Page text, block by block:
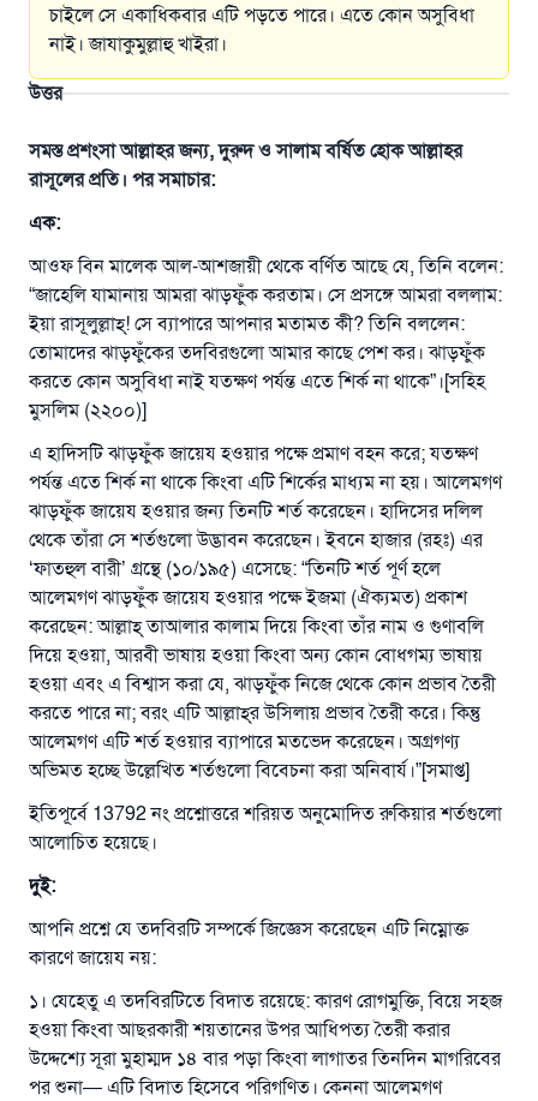
চাইলে সে একাধিকবার এটি পড়তে পারে। এতে কোন অসুবিধা
নাই। জাযাকুমুল্লাহু খাইরা।
উত্তর
সমস্ত প্রশংসা আল্লাহর জন্য, দুরুদ ও সালাম বর্ষিত হোক আল্লাহর
রাসূলের প্রতি। পর সমাচার:
এক:
আওফ বিন মালেক আল-আশজায়ী থেকে বর্ণিত আছে যে, তিনি বলেন:
“জাহেলি যামানায় আমরা ঝাড়ফুঁক করতাম। সে প্রসঙ্গে আমরা বললাম:
ইয়া রাসূলুল্লাহ্‌! সে ব্যাপারে আপনার মতামত কী? তিনি বললেন:
তোমাদের ঝাড়ফুঁকের তদবিরগুলো আমার কাছে পেশ কর। ঝাড়ফুঁক
করতে কোন অসুবিধা নাই যতক্ষণ পর্যন্ত এতে শির্ক না থাকে”।[সহিহ
মুসলিম (২২০০)]
এ হাদিসটি ঝাড়ফুঁক জায়েয হওয়ার পক্ষে প্রমাণ বহন করে; যতক্ষণ
পর্যন্ত এতে শির্ক না থাকে কিংবা এটি শির্কের মাধ্যম না হয়। আলেমগণ
ঝাড়ফুঁক জায়েয হওয়ার জন্য তিনটি শর্ত করেছেন। হাদিসের দলিল
থেকে তাঁরা সে শর্তগুলো উদ্ভাবন করেছেন। ইবনে হাজার (রহঃ) এর
‘ফাতহুল বারী’ গ্রন্থে (১০/১৯৫) এসেছে: “তিনটি শর্ত পূর্ণ হলে
আলেমগণ ঝাড়ফুঁক জায়েয হওয়ার পক্ষে ইজমা (ঐক্যমত) প্রকাশ
করেছেন: আল্লাহ্‌ তাআলার কালাম দিয়ে কিংবা তাঁর নাম ও গুণাবলি
দিয়ে হওয়া, আরবী ভাষায় হওয়া কিংবা অন্য কোন বোধগম্য ভাষায়
হওয়া এবং এ বিশ্বাস করা যে, ঝাড়ফুঁক নিজে থেকে কোন প্রভাব তৈরী
করতে পারে না; বরং এটি আল্লাহ্‌র উসিলায় প্রভাব তৈরী করে। কিন্তু
আলেমগণ এটি শর্ত হওয়ার ব্যাপারে মতভেদ করেছেন। অগ্রগণ্য
অভিমত হচ্ছে উল্লেখিত শর্তগুলো বিবেচনা করা অনিবার্য।”[সমাপ্ত]
ইতিপূর্বে 13792 নং প্রশ্নোত্তরে শরিয়ত অনুমোদিত রুকিয়ার শর্তগুলো
আলোচিত হয়েছে।
দুই:
আপনি প্রশ্নে যে তদবিরটি সম্পর্কে জিজ্ঞেস করেছেন এটি নিম্নোক্ত
কারণে জায়েয নয়:
১। যেহেতু এ তদবিরটিতে বিদাত রয়েছে: কারণ রোগমুক্তি, বিয়ে সহজ
হওয়া কিংবা আছরকারী শয়তানের উপর আধিপত্য তৈরী করার
উদ্দেশ্যে সূরা মুহাম্মদ ১৪ বার পড়া কিংবা লাগাতর তিনদিন মাগরিবের
পর শুনা— এটি বিদাত হিসেবে পরিগণিত। কেননা আলেমগণ
উত্তর নম্বর ১১০৮৪৫ একটি বিবাহ রক্ষা
করেছিল।
উম্মাহকে উত্তর দিতে আমাদেরকে সহযোগিতা করুন
রাসূল সাল্লাল্লাহু আলাইহি ওয়া সাল্লাম বলেছেন
যে ব্যক্তি সৎ কর্মের পথ দেখাবে সে সৎকর্মকারীর সমান
সওয়াব পাবে
(সহিহ মুসলিম; ১৮৯৩)